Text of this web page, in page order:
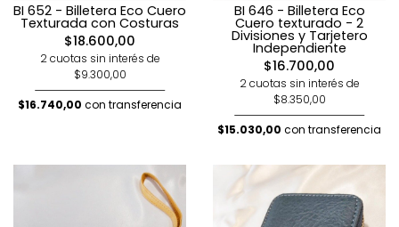
BI 652 - Billetera Eco Cuero
Texturada con Costuras
$18.600,00
2 cuotas sin interés de
$9.300,00
$16.740,00 con transferencia
BI 646 - Billetera Eco
Cuero texturado - 2
Divisiones y Tarjetero
Independiente
$16.700,00
2 cuotas sin interés de
$8.350,00
$15.030,00 con transferencia